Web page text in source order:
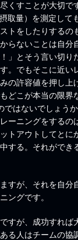
くすことが大切で
取量）を測定して
トをしたりするの
らないことは自分
」とそう言い切り
。でもそこに近い
の許容値を押し上
どこが本当の限界
ではないでしょう
ーニングをするの
トアウトしてとに
する。それができ
すが、それを自分
ングです。
すが、成功すれば
る人はチームの協